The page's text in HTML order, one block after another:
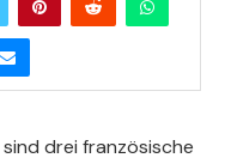
drei französische